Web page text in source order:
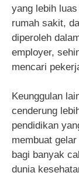
yang lebih
rumah sakit,
diperoleh
employer,
mencari
Keunggulan
cenderung
pendidikan
membuat
bagi banyak
dunia